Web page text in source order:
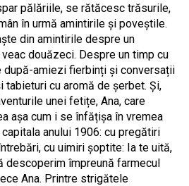
pălăriile, se rătăcesc trăsurile,
în urmă amintirile și poveștile.
din amintirile despre un
douăzeci. Despre un timp cu
după-amiezi fierbinți și conversații
tabieturi cu aromă de șerbet. Și,
unei fetițe, Ana, care
așa cum i se înfățișa în vremea
anului 1906: cu pregătiri
cu uimiri șoptite: Ia te uită,
descoperim împreună farmecul
Ana. Printre strigătele